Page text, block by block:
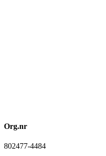
Org.nr
802477-4484